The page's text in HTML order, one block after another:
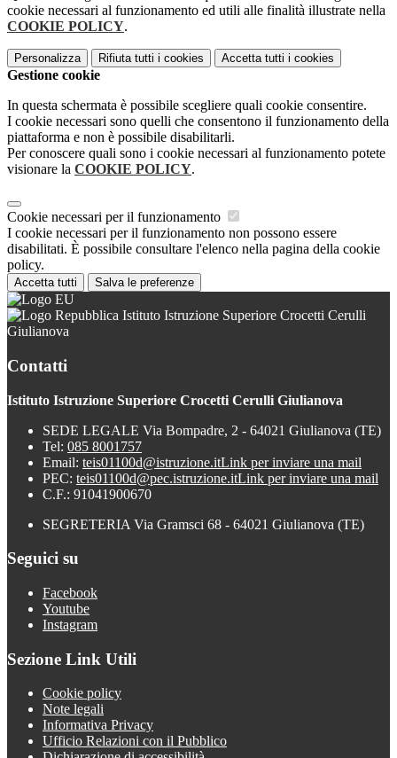
cookie necessari al funzionamento ed utili alle finalità illustrate nella
COOKIE POLICY.
Personalizza Rifiuta tutti i cookies Accetta tutti i cookies
Gestione cookie
In questa schermata è possibile scegliere quali cookie consentire.
I cookie necessari sono quelli che consentono il funzionamento della
piattaforma e non è possibile disabilitarli.
Per conoscere quali sono i cookie necessari al funzionamento potete
visionare la COOKIE POLICY.
Cookie necessari per il funzionamento
I cookie necessari per il funzionamento non possono essere
disabilitati. È possibile consultare l'elenco nella pagina della cookie
policy.
Accetta tutti Salva le preferenze
Istituto Istruzione Superiore Crocetti Cerulli
Giulianova
Contatti
Istituto Istruzione Superiore Crocetti Cerulli Giulianova
SEDE LEGALE Via Bompadre, 2 - 64021 Giulianova (TE)
Tel: 085 8001757
Email: teis01100d@istruzione.itLink per inviare una mail
PEC: teis01100d@pec.istruzione.itLink per inviare una mail
C.F.: 91041900670
SEGRETERIA Via Gramsci 68 - 64021 Giulianova (TE)
Seguici su
Facebook
Youtube
Instagram
Sezione Link Utili
Cookie policy
Note legali
Informativa Privacy
Ufficio Relazioni con il Pubblico